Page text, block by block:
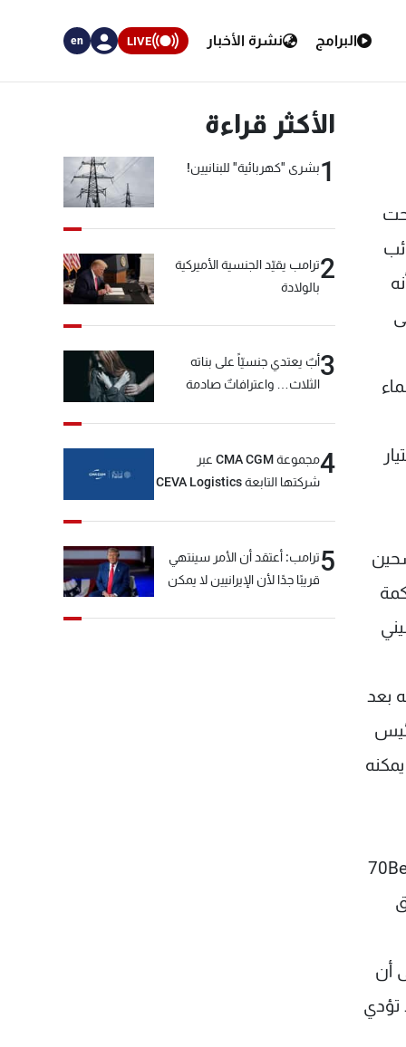
البرامج نشرة الأخبار LIVE
en
تحت
الثاني 2007، أن الأسماء
(أي دعم المحكمة
القرار 1559، لافتاً إلى أنه بعد
إلى أن
تؤدي
الأكثر قراءة
1بشرى "كهربائية" للبنانيين!
2ترامب يقيّد الجنسية الأميركية
بالولادة
3أبٌ يعتدي جنسيّاً على بناته
الثلاث… واعترافاتٌ صادمة
4
مجموعة CMA CGM عبر
شركتها التابعة CEVA Logistics
5ترامب: أعتقد أن الأمر سينتهي
قريبًا جدًا لأن الإيرانيين لا يمكن